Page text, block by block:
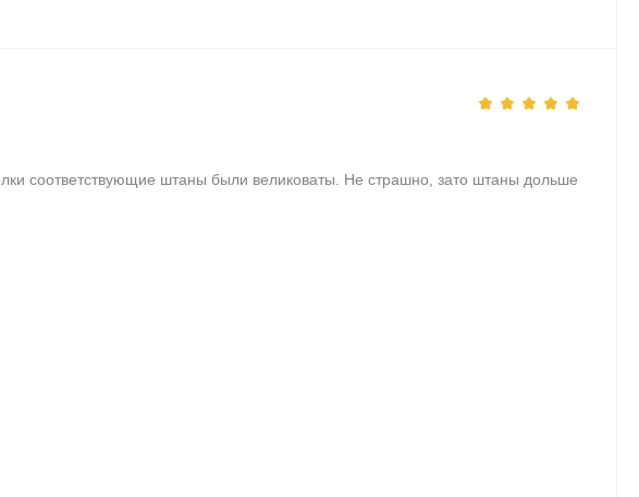
соответствующие штаны были великоваты. Не страшно, зато штаны дольше